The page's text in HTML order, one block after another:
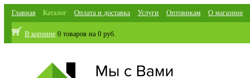
Главная Каталог Оплата и доставка Услуги Оптовикам О магазине
В корзине 0 товаров на 0 руб.